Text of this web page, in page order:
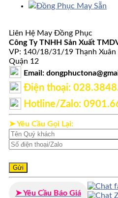
Đồng Phục May Sẵn
Liên Hệ May Đồng Phục
Công Ty TNHH Sản Xuất
VP: 140/18/31/19 Thạnh Xuân
Quận 12
Email:
Điện thoại:
Hotline/Zalo:
➤ Yêu Cầu Gọi Lại:
➤ Yêu Cầu Báo Giá